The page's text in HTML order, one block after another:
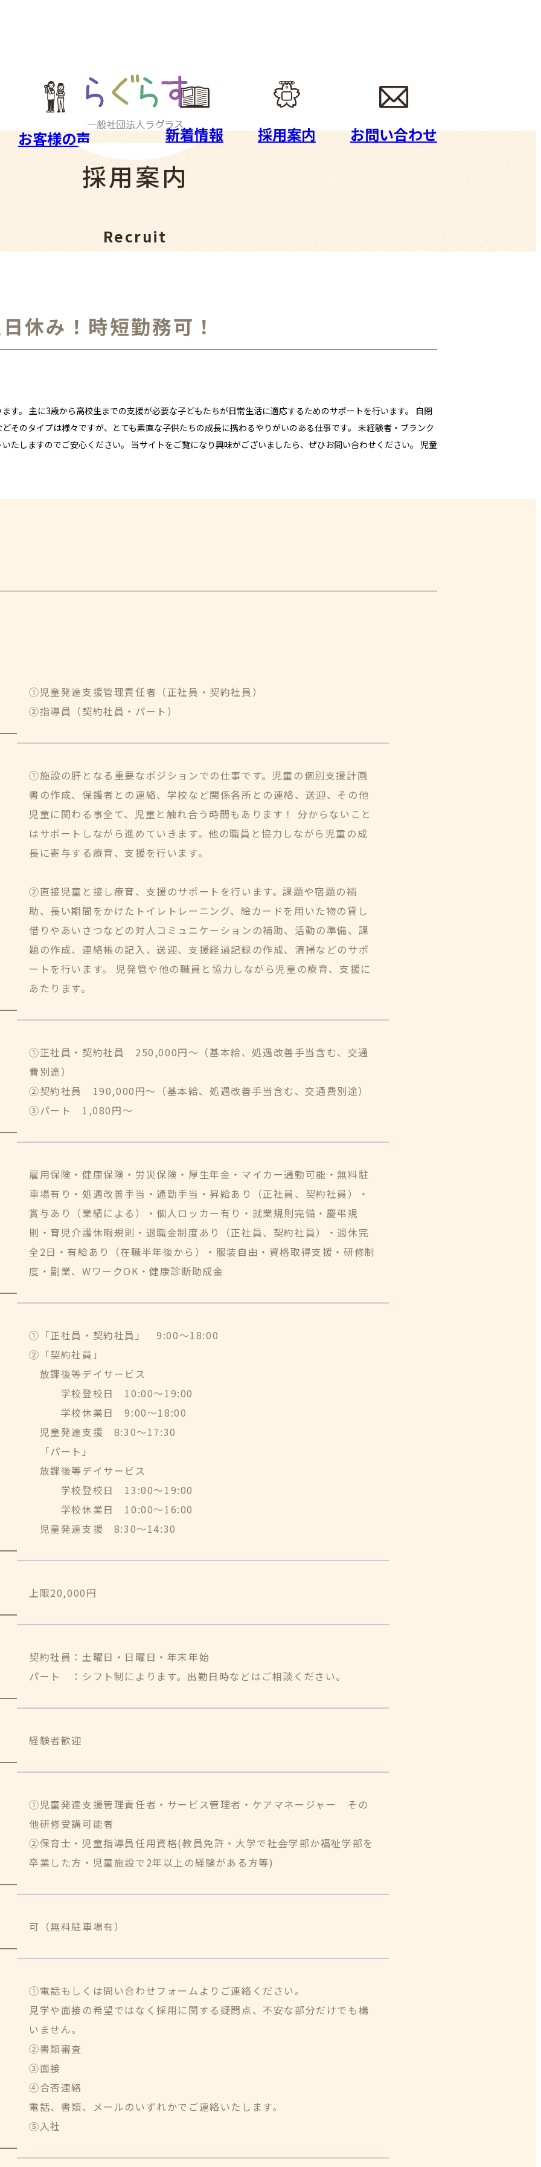
お客様の声 新着情報 採用案内 お問い合わせ
採用案内
Recruit
休み！時短勤務可！
す。 主に3歳から高校生までの支援が必要な子どもたちが日常生活に適応するためのサポートを行います。 自閉
そのタイプは様々ですが、とても素直な子供たちの成長に携わるやりがいのある仕事です。 未経験者・ブランク
たしますのでご安心ください。 当サイトをご覧になり興味がございましたら、ぜひお問い合わせください。 児童
①児童発達支援管理責任者（正社員・契約社員）
②指導員（契約社員・パート）
①施設の肝となる重要なポジションでの仕事です。児童の個別支援計画
書の作成、保護者との連絡、学校など関係各所との連絡、送迎、その他
児童に関わる事全て、児童と触れ合う時間もあります！ 分からないこと
はサポートしながら進めていきます。他の職員と協力しながら児童の成
長に寄与する療育、支援を行います。
②直接児童と接し療育、支援のサポートを行います。課題や宿題の補
助、長い期間をかけたトイレトレーニング、絵カードを用いた物の貸し
借りやあいさつなどの対人コミュニケーションの補助、活動の準備、課
題の作成、連絡帳の記入、送迎、支援経過記録の作成、清掃などのサポ
ートを行います。 児発管や他の職員と協力しながら児童の療育、支援に
あたります。
①正社員・契約社員 250,000円～（基本給、処遇改善手当含む、交通
費別途）
②契約社員 190,000円～（基本給、処遇改善手当含む、交通費別途）
③パート 1,080円～
雇用保険・健康保険・労災保険・厚生年金・マイカー通勤可能・無料駐
車場有り・処遇改善手当・通勤手当・昇給あり（正社員、契約社員）・
賞与あり（業績による）・個人ロッカー有り・就業規則完備・慶弔規
則・育児介護休暇規則・退職金制度あり（正社員、契約社員）・週休完
全2日・有給あり（在職半年後から）・服装自由・資格取得支援・研修制
度・副業、WワークOK・健康診断助成金
①「正社員・契約社員」 9:00～18:00
②「契約社員」
放課後等デイサービス
学校登校日 10:00～19:00
学校休業日 9:00～18:00
児童発達支援 8:30～17:30
「パート」
放課後等デイサービス
学校登校日 13:00～19:00
学校休業日 10:00～16:00
児童発達支援 8:30～14:30
上限20,000円
契約社員：土曜日・日曜日・年末年始
パート ：シフト制によります。出勤日時などはご相談ください。
経験者歓迎
①児童発達支援管理責任者・サービス管理者・ケアマネージャー その
他研修受講可能者
②保育士・児童指導員任用資格(教員免許・大学で社会学部か福祉学部を
卒業した方・児童施設で2年以上の経験がある方等)
可（無料駐車場有）
①電話もしくは問い合わせフォームよりご連絡ください。
見学や面接の希望ではなく採用に関する疑問点、不安な部分だけでも構
いません。
②書類審査
③面接
④合否連絡
電話、書類、メールのいずれかでご連絡いたします。
⑤入社